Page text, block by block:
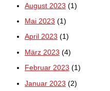
August 2023 (1)
Mai 2023 (1)
April 2023 (1)
März 2023 (4)
Februar 2023 (1)
Januar 2023 (2)